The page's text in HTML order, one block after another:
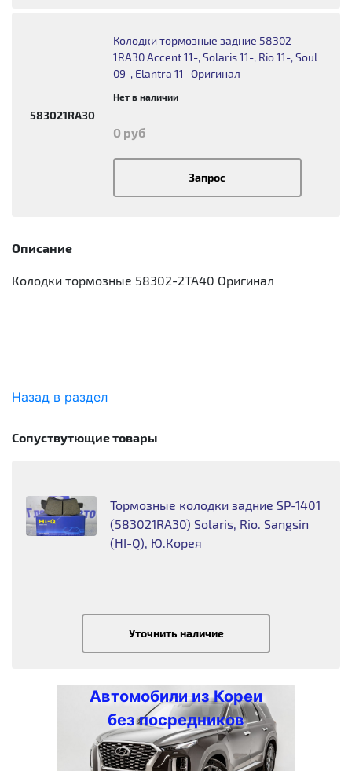
583021RA30
Колодки тормозные задние 58302-
1RA30 Accent 11-, Solaris 11-, Rio 11-, Soul
09-, Elantra 11- Оригинал
Нет в наличии
0 руб
Запрос
Описание
Колодки тормозные 58302-2TA40 Оригинал
Назад в раздел
Сопуствутющие товары
Тормозные колодки задние SP-1401
(583021RA30) Solaris, Rio. Sangsin
(HI-Q), Ю.Корея
Уточнить наличие
Автомобили из Кореи
без посредников